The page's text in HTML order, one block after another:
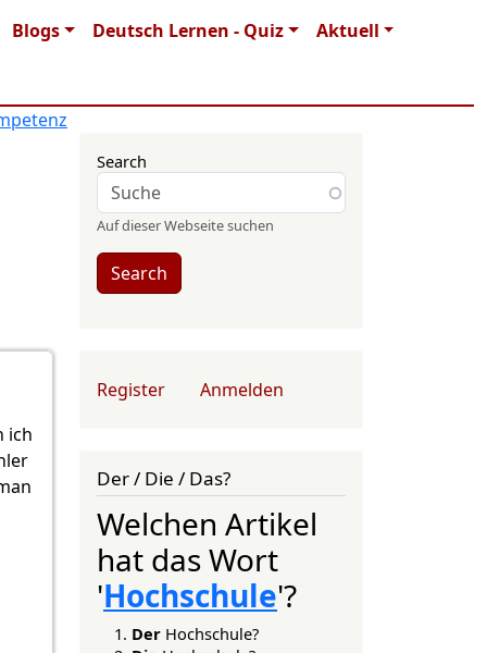
Blogs Deutsch Lernen - Quiz Aktuell
ich
Search
Auf dieser Webseite suchen
Search
User account menu
Register Anmelden
Der / Die / Das?
Welchen Artikel
hat das Wort
'Hochschule'?
Der Hochschule?